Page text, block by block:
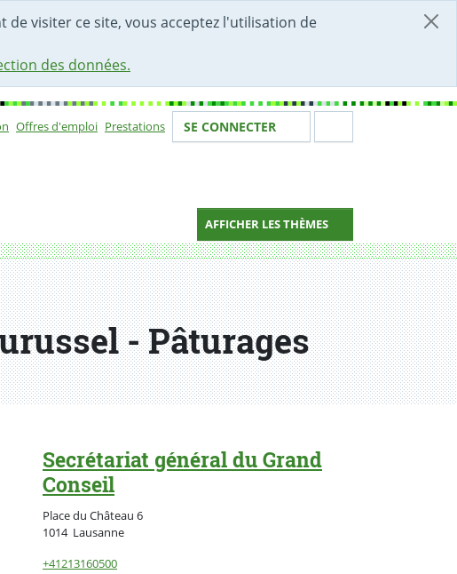
visiter ce site, vous acceptez l'utilisation de
des données.
Offres d'emploi Prestations Votre identité
SE CONNECTER
AFFICHER LES THÈMES
- Pâturages
Secrétariat général du Grand
Conseil
Place du Château 6
1014 LausanneSuisse
+41213160500